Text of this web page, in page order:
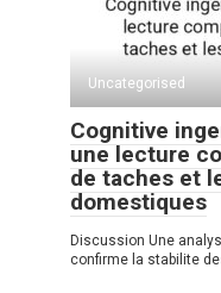
Uncategorised
Cognitive
une lecture
de taches et
domestiques
Discussion Une
confirme la stabilite